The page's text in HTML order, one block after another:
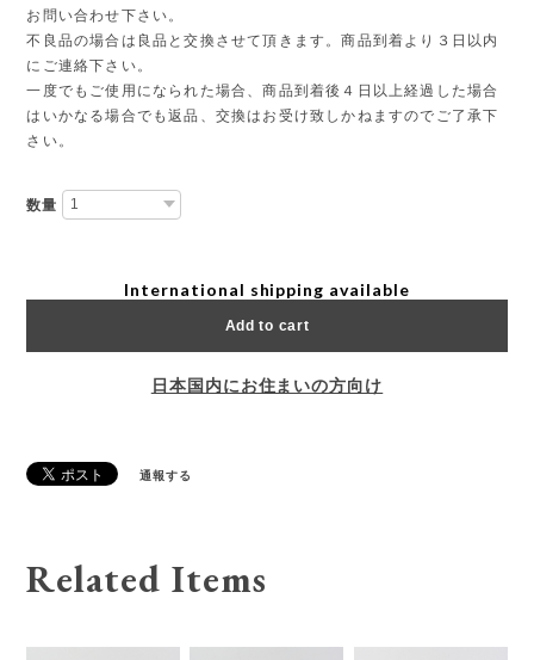
お問い合わせ下さい。
不良品の場合は良品と交換させて頂きます。商品到着より３日以内
にご連絡下さい。
一度でもご使用になられた場合、商品到着後４日以上経過した場合
はいかなる場合でも返品、交換はお受け致しかねますのでご了承下
さい。
数量
International shipping available
Add to cart
日本国内にお住まいの方向け
通報する
Related Items